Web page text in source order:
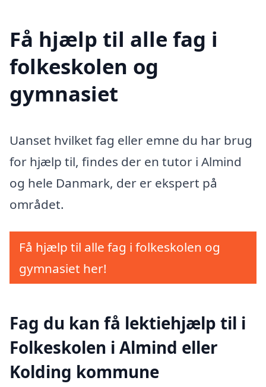
Få hjælp til alle fag i
folkeskolen og
gymnasiet
Uanset hvilket fag eller emne du har brug
for hjælp til, findes der en tutor i Almind
og hele Danmark, der er ekspert på
området.
Få hjælp til alle fag i folkeskolen og
gymnasiet her!
Fag du kan få lektiehjælp til i
Folkeskolen i Almind eller
Kolding kommune